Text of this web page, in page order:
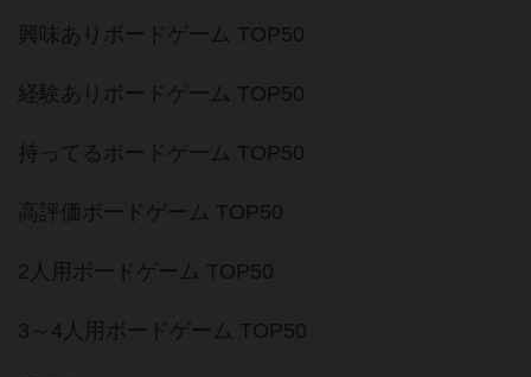
興味ありボードゲーム TOP50
経験ありボードゲーム TOP50
持ってるボードゲーム TOP50
高評価ボードゲーム TOP50
2人用ボードゲーム TOP50
3～4人用ボードゲーム TOP50